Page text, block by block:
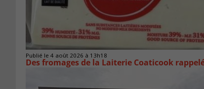
Publié le 4 août 2026 à 13h18
Des fromages de la Laiterie Coaticook